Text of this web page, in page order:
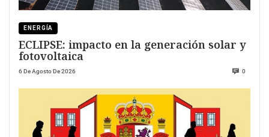
ENERGÍA
ECLIPSE: impacto en la generación solar y
fotovoltaica
6 De Agosto De 2026 0